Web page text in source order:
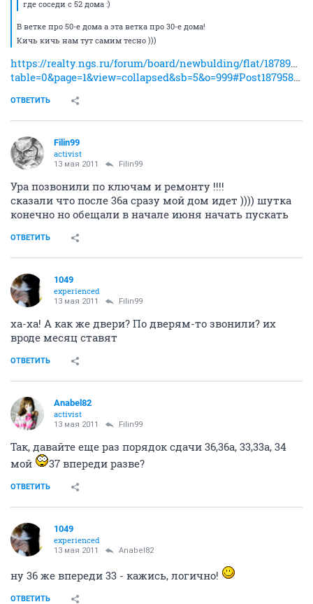
где соседи с 52 дома :)
В ветке про 50-е дома а эта ветка про 30-е дома!
Кичь кичь нам тут самим тесно )))
https://realty.ngs.ru/forum/board/newbulding/flat/
table=0&page=1&view=collapsed&sb=5&o=999#Post1879585453
ОТВЕТИТЬ
Filin99
activist
13 мая 2011 Filin99
Ура позвонили по ключам и ремонту !!!!
сказали что после 36а сразу мой дом идет )))) шутка
конечно но обещали в начале июня начать пускать
ОТВЕТИТЬ
1049
experienced
13 мая 2011 Filin99
ха-ха! А как же двери? По дверям-то звонили? их
вроде месяц ставят
ОТВЕТИТЬ
Anabel82
activist
13 мая 2011 Filin99
Так, давайте еще раз порядок сдачи 36,36а, 33,33а, 34
мой
37 впереди разве?
ОТВЕТИТЬ
1049
experienced
13 мая 2011 Anabel82
ну 36 же впереди 33 - кажись, логично!
ОТВЕТИТЬ